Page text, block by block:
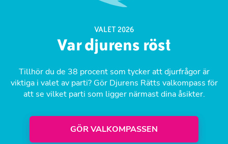
VALET 2026
Var djurens röst
Tillhör du de 38 procent som tycker att djurfrågor är
viktiga i valet av parti? Gör Djurens Rätts valkompass för
att se vilket parti som ligger närmast dina åsikter.
GÖR VALKOMPASSEN